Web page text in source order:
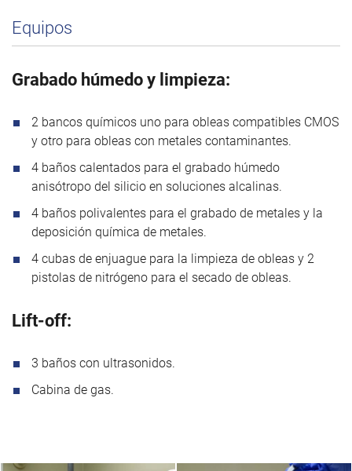
Equipos
Grabado húmedo y limpieza:
2 bancos químicos uno para obleas compatibles CMOS
y otro para obleas con metales contaminantes.
4 baños calentados para el grabado húmedo
anisótropo del silicio en soluciones alcalinas.
4 baños polivalentes para el grabado de metales y la
deposición química de metales.
4 cubas de enjuague para la limpieza de obleas y 2
pistolas de nitrógeno para el secado de obleas.
Lift-off:
3 baños con ultrasonidos.
Cabina de gas.